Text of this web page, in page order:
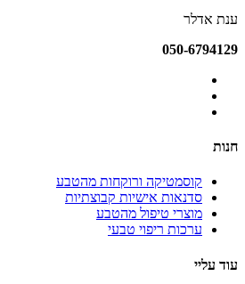
ענת אדלר
050-6794129
חנות
קוסמטיקה ורוקחות מהטבע
סדנאות אישיות קבוצתיות
מוצרי טיפול מהטבע
ערכות ריפוי טבעי
עוד עליי